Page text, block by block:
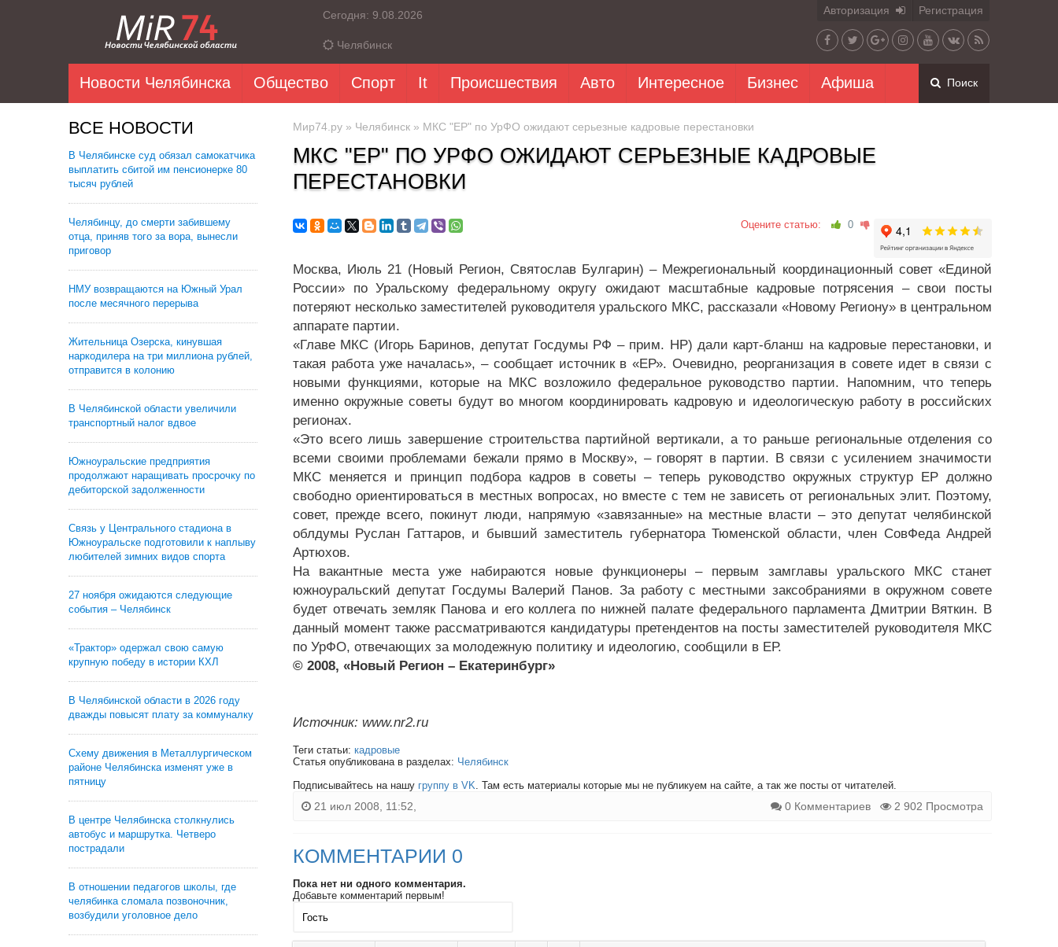
Сегодня: 9.08.2026
Челябинск
Авторизация Регистрация
Новости Челябинска Общество Спорт It Происшествия Авто Интересное Бизнес Афиша Поиск
ВСЕ НОВОСТИ
В Челябинске суд обязал самокатчика
выплатить сбитой им пенсионерке 80
тысяч рублей
Челябинцу, до смерти забившему
отца, приняв того за вора, вынесли
приговор
НМУ возвращаются на Южный Урал
после месячного перерыва
Жительница Озерска, кинувшая
наркодилера на три миллиона рублей,
отправится в колонию
В Челябинской области увеличили
транспортный налог вдвое
Южноуральские предприятия
продолжают наращивать просрочку по
дебиторской задолженности
Связь у Центрального стадиона в
Южноуральске подготовили к наплыву
любителей зимних видов спорта
27 ноября ожидаются следующие
события – Челябинск
«Трактор» одержал свою самую
крупную победу в истории КХЛ
В Челябинской области в 2026 году
дважды повысят плату за коммуналку
Схему движения в Металлургическом
районе Челябинска изменят уже в
пятницу
В центре Челябинска столкнулись
автобус и маршрутка. Четверо
пострадали
В отношении педагогов школы, где
челябинка сломала позвоночник,
возбудили уголовное дело
Мир74.ру » Челябинск » МКС "ЕР" по УрФО ожидают серьезные кадровые перестановки
МКС "ЕР" ПО УРФО ОЖИДАЮТ СЕРЬЕЗНЫЕ КАДРОВЫЕ
ПЕРЕСТАНОВКИ
Оцените статью: 0
Москва, Июль 21 (Новый Регион, Святослав Булгарин) – Межрегиональный координационный совет «Единой
России» по Уральскому федеральному округу ожидают масштабные кадровые потрясения – свои посты
потеряют несколько заместителей руководителя уральского МКС, рассказали «Новому Региону» в центральном
аппарате партии.
«Главе МКС (Игорь Баринов, депутат Госдумы РФ – прим. НР) дали карт-бланш на кадровые перестановки, и
такая работа уже началась», – сообщает источник в «ЕР». Очевидно, реорганизация в совете идет в связи с
новыми функциями, которые на МКС возложило федеральное руководство партии. Напомним, что теперь
именно окружные советы будут во многом координировать кадровую и идеологическую работу в российских
регионах.
«Это всего лишь завершение строительства партийной вертикали, а то раньше региональные отделения со
всеми своими проблемами бежали прямо в Москву», – говорят в партии. В связи с усилением значимости
МКС меняется и принцип подбора кадров в советы – теперь руководство окружных структур ЕР должно
свободно ориентироваться в местных вопросах, но вместе с тем не зависеть от региональных элит. Поэтому,
совет, прежде всего, покинут люди, напрямую «завязанные» на местные власти – это депутат челябинской
облдумы Руслан Гаттаров, и бывший заместитель губернатора Тюменской области, член СовФеда Андрей
Артюхов.
На вакантные места уже набираются новые функционеры – первым замглавы уральского МКС станет
южноуральский депутат Госдумы Валерий Панов. За работу с местными заксобраниями в окружном совете
будет отвечать земляк Панова и его коллега по нижней палате федерального парламента Дмитрии Вяткин. В
данный момент также рассматриваются кандидатуры претендентов на посты заместителей руководителя МКС
по УрФО, отвечающих за молодежную политику и идеологию, сообщили в ЕР.
© 2008, «Новый Регион – Екатеринбург»
Источник: www.nr2.ru
Теги статьи: кадровые
Статья опубликована в разделах: Челябинск
Подписывайтесь на нашу группу в VK. Там есть материалы которые мы не публикуем на сайте, а так же посты от читателей.
21 июл 2008, 11:52, 0 Комментариев 2 902 Просмотра
КОММЕНТАРИИ 0
Пока нет ни одного комментария.
Добавьте комментарий первым!